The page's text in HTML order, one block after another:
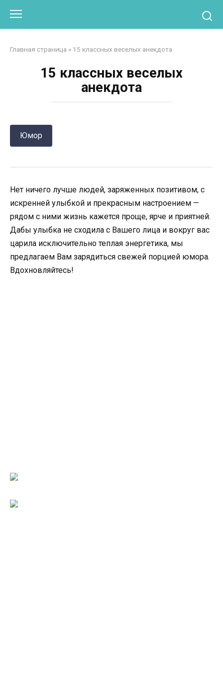
контенту
Главная страница » 15 классных веселых анекдота
15 классных веселых
анекдота
Юмор
Нет ничего лучше людей, заряженных позитивом, с
искренней улыбкой и прекрасным настроением —
рядом с ними жизнь кажется проще, ярче и приятней.
Дабы улыбка не сходила с Вашего лица и вокруг вас
царила исключительно теплая энергетика, мы
предлагаем Вам зарядиться свежей порцией юмора.
Вдохновляйтесь!